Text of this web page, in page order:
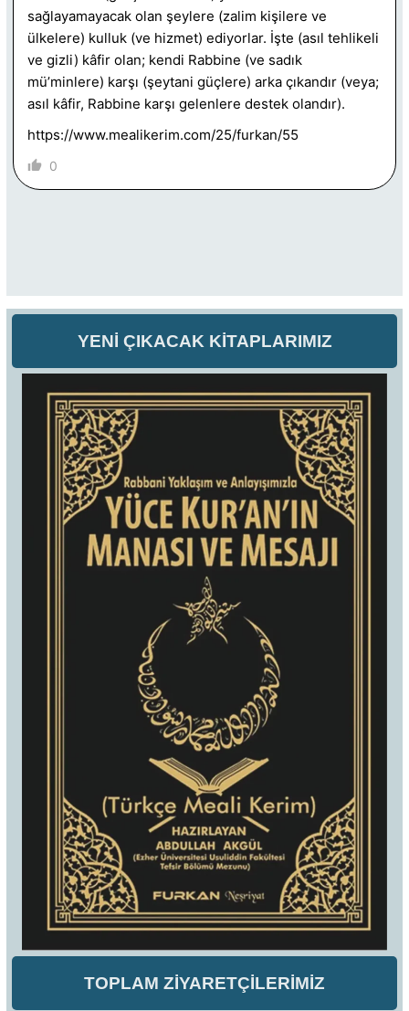
YENİ ÇIKACAK KİTAPLARIMIZ
TOPLAM ZİYARETÇİLERİMİZ
sağlayamayacak olan şeylere (zalim kişilere ve
ülkelere) kulluk (ve hizmet) ediyorlar. İşte (asıl tehlikeli
ve gizli) kâfir olan; kendi Rabbine (ve sadık
mü’minlere) karşı (şeytani güçlere) arka çıkandır (veya;
asıl kâfir, Rabbine karşı gelenlere destek olandır).
https://www.mealikerim.com/25/furkan/55
0